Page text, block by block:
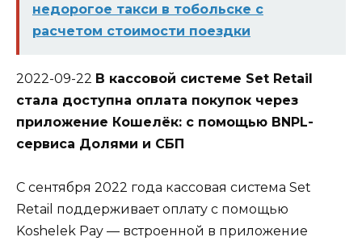
недорогое такси в тобольске с
расчетом стоимости поездки
2022-09-22 В кассовой системе Set Retail
стала доступна оплата покупок через
приложение Кошелёк: с помощью BNPL-
сервиса Долями и СБП
С сентября 2022 года кассовая система Set
Retail поддерживает оплату с помощью
Koshelek Pay — встроенной в приложение